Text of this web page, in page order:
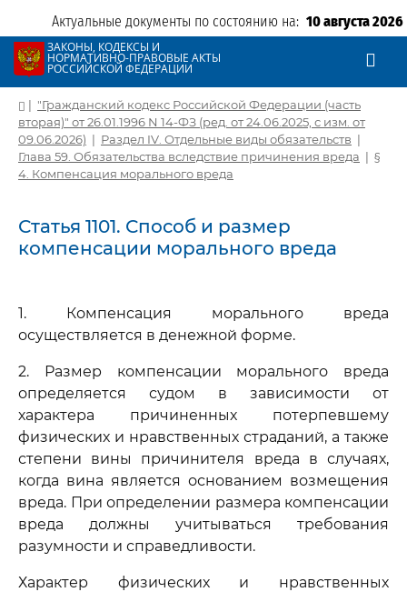
Актуальные документы по состоянию на: 10 августа 2026
ЗАКОНЫ, КОДЕКСЫ И
НОРМАТИВНО-ПРАВОВЫЕ АКТЫ
РОССИЙСКОЙ ФЕДЕРАЦИИ
| "Гражданский кодекс Российской Федерации (часть
вторая)" от 26.01.1996 N 14-ФЗ (ред. от 24.06.2025, с изм. от
09.06.2026) | Раздел IV. Отдельные виды обязательств |
Глава 59. Обязательства вследствие причинения вреда | §
4. Компенсация морального вреда
Статья 1101. Способ и размер
компенсации морального вреда
1. Компенсация морального вреда
осуществляется в денежной форме.
2. Размер компенсации морального вреда
определяется судом в зависимости от
характера причиненных потерпевшему
физических и нравственных страданий, а также
степени вины причинителя вреда в случаях,
когда вина является основанием возмещения
вреда. При определении размера компенсации
вреда должны учитываться требования
разумности и справедливости.
Характер физических и нравственных